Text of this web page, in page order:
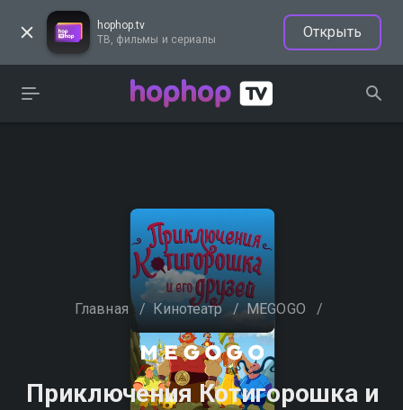
hophop.tv
ТВ, фильмы и сериалы
Открыть
Главная / Кинотеатр / MEGOGO /
Приключения Котигорошка и